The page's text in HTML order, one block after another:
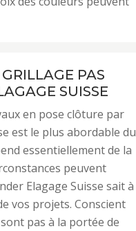
PAS
SUISSE
en pose clôture par
est le plus abordable du
essentiellement de la
peuvent
Elagage Suisse sait à
vos projets. Conscient
pas à la portée de